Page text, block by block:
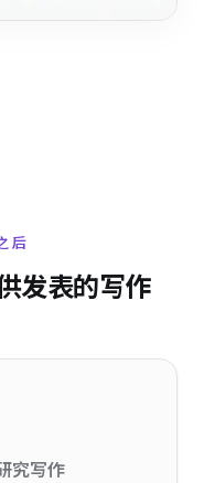
后
发表的写作
究写作